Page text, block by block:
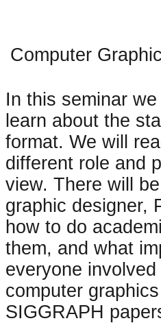
Computer
In this seminar
learn about the
format. We will
different role and
view. There will
graphic designer,
how to do
them, and what
everyone
computer
SIGGRAPH